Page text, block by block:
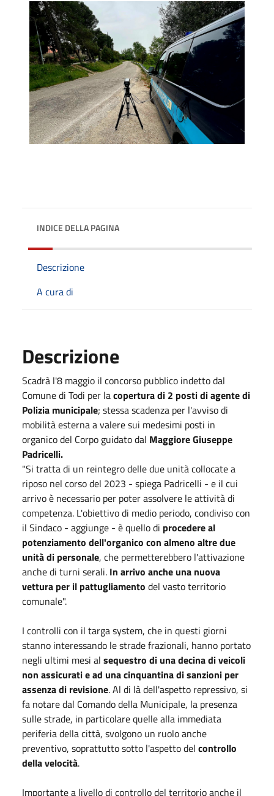
INDICE DELLA PAGINA
Descrizione
A cura di
Descrizione
Scadrà l'8 maggio il concorso pubblico indetto dal
Comune di Todi per lacopertura di 2 posti di agente di
Polizia municipale; stessa scadenza per l'avviso di
mobilità esterna a valere sui medesimi posti in
organico del Corpo guidato dal Maggiore Giuseppe
Padricelli.
"Si tratta di un reintegro delle due unità collocate a
riposo nel corso del 2023 - spiega Padricelli - e il cui
arrivo è necessario per poter assolvere le attività di
competenza. L'obiettivo di medio periodo, condiviso con
il Sindaco - aggiunge - è quello di procedere al
potenziamento dell'organico con almeno altre due
unità di personale, che permetterebbero l'attivazione
anche di turni serali. In arrivo anche una nuova
vettura per il pattugliamento del vasto territorio
comunale".
I controlli con il targa system, che in questi giorni
stanno interessando le strade frazionali, hanno portato
negli ultimi mesi al sequestro di una decina di veicoli
non assicurati e ad una cinquantina di sanzioni per
assenza di revisione. Al di là dell'aspetto repressivo, si
fa notare dal Comando della Municipale, la presenza
sulle strade, in particolare quelle alla immediata
periferia della città, svolgono un ruolo anche
preventivo, soprattutto sotto l'aspetto del controllo
della velocità.
Importante a livello di controllo del territorio anche il